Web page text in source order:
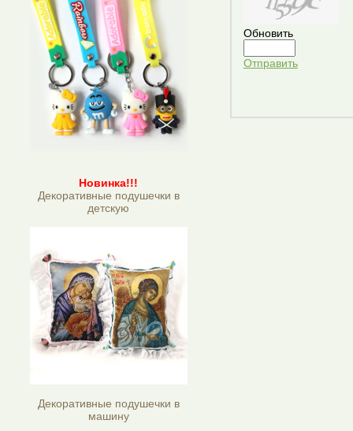
Новинка!!!
Декоративные подушечки в
детскую
Декоративные подушечки в
машину
Обновить
Отправить